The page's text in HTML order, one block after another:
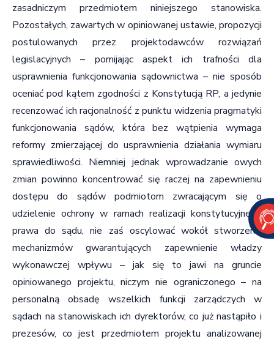
zasadniczym przedmiotem niniejszego stanowiska.
Pozostałych, zawartych w opiniowanej ustawie, propozycji
postulowanych przez projektodawców rozwiązań
legislacyjnych – pomijając aspekt ich trafności dla
usprawnienia funkcjonowania sądownictwa – nie sposób
oceniać pod kątem zgodności z Konstytucją RP, a jedynie
recenzować ich racjonalność z punktu widzenia pragmatyki
funkcjonowania sądów, która bez wątpienia wymaga
reformy zmierzającej do usprawnienia działania wymiaru
sprawiedliwości. Niemniej jednak wprowadzanie owych
zmian powinno koncentrować się raczej na zapewnieniu
dostępu do sądów podmiotom zwracającym się o
udzielenie ochrony w ramach realizacji konstytucyjnego
prawa do sądu, nie zaś oscylować wokół stworzenia
mechanizmów gwarantujących zapewnienie władzy
wykonawczej wpływu – jak się to jawi na gruncie
opiniowanego projektu, niczym nie ograniczonego – na
personalną obsadę wszelkich funkcji zarządczych w
sądach na stanowiskach ich dyrektorów, co już nastąpiło i
prezesów, co jest przedmiotem projektu analizowanej